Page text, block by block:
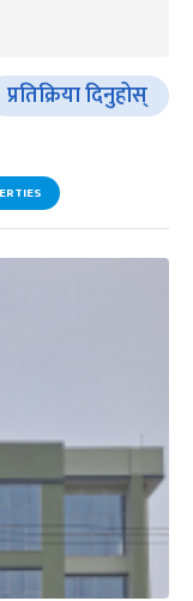
प्रतिक्रिया दिनुहोस्